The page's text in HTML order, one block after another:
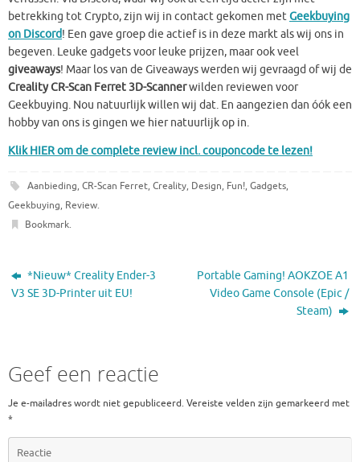
betrekking tot Crypto, zijn wij in contact gekomen metGeekbuying
on Discord! Een gave groep die actief is in deze markt als wij ons in
begeven. Leuke gadgets voor leuke prijzen, maar ook veel
giveaways! Maar los van de Giveaways werden wij gevraagd of wij de
Creality CR-Scan Ferret 3D-Scannerwilden reviewen voor
Geekbuying. Nou natuurlijk willen wij dat. En aangezien dan óók een
hobby van ons is gingen we hier natuurlijk op in.
Klik HIER om de complete review incl. couponcode te lezen!
Aanbieding, CR-Scan Ferret, Creality, Design, Fun!, Gadgets,
Geekbuying, Review.
Bookmark.
*Nieuw* Creality Ender-3
V3 SE 3D-Printer uit EU!
Portable Gaming! AOKZOE A1
Video Game Console (Epic /
Steam)
Geef een reactie
Je e-mailadres wordt niet gepubliceerd. Vereiste velden zijn gemarkeerd met
*